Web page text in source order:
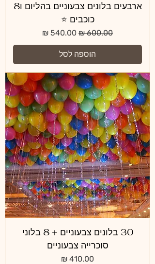
ארבעים בלונים צבעוניים בהליום ו8
כוכבים ⭐️
מחיר רגיל מחיר מבצע
הוספה לסל
30 בלונים צבעוניים + 8 בלוני
סוכרייה צבעוניים
מחיר